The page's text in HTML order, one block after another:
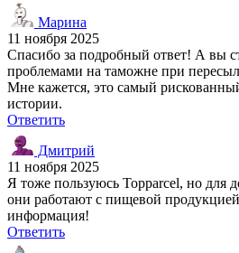
Марина
11 ноября 2025
Спасибо за подробный ответ! А вы
проблемами на таможне при
Мне кажется, это самый
истории.
Ответить
Дмитрий
11 ноября 2025
Я тоже пользуюсь Topparcel, но для
они работают с пищевой
информация!
Ответить